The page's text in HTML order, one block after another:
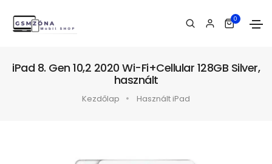
0
iPad 8. Gen 10,2 2020 Wi-Fi+Cellular 128GB Silver,
használt
Kezdőlap Használt iPad